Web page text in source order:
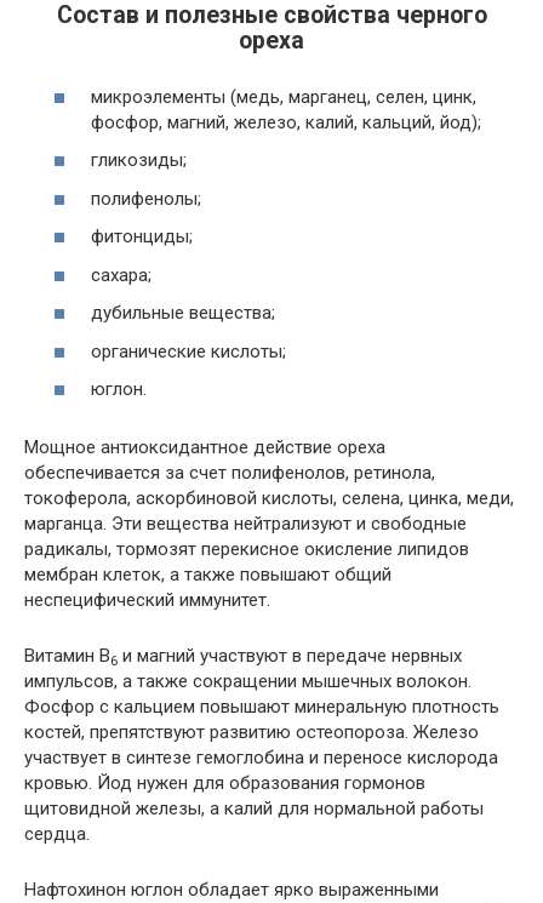
Состав и полезные свойства черного
ореха
микроэлементы (медь, марганец, селен, цинк,
фосфор, магний, железо, калий, кальций, йод);
гликозиды;
полифенолы;
фитонциды;
сахара;
дубильные вещества;
органические кислоты;
юглон.
Мощное антиоксидантное действие ореха
обеспечивается за счет полифенолов, ретинола,
токоферола, аскорбиновой кислоты, селена, цинка, меди,
марганца. Эти вещества нейтрализуют и свободные
радикалы, тормозят перекисное окисление липидов
мембран клеток, а также повышают общий
неспецифический иммунитет.
Витамин В6 и магний участвуют в передаче нервных
импульсов, а также сокращении мышечных волокон.
Фосфор с кальцием повышают минеральную плотность
костей, препятствуют развитию остеопороза. Железо
участвует в синтезе гемоглобина и переносе кислорода
кровью. Йод нужен для образования гормонов
щитовидной железы, а калий для нормальной работы
сердца.
Нафтохинон юглон обладает ярко выраженными